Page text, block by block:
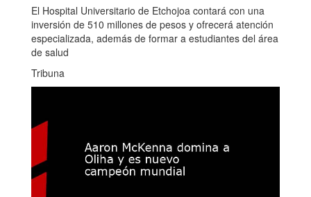
El Hospital Universitario de Etchojoa contará con una
inversión de 510 millones de pesos y ofrecerá atención
especializada, además de formar a estudiantes del área
de salud
Tribuna